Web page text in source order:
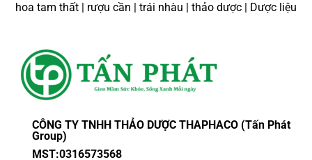
hoa tam thất | rượu cần | trái nhàu | thảo dược | Dược liệu
CÔNG TY TNHH THẢO DƯỢC THAPHACO (Tấn Phát
Group)
MST:0316573568